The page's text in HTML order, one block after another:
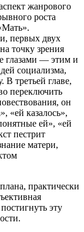
жанрового
роста
первых двух
точку зрения
глазами — этим и
социализма,
В третьей главе,
переключить
он
«ей казалось»,
ей», «ей
пестрит
матери,
практически
эту